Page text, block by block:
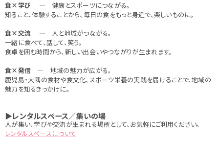
食×学び ― 健康とスポーツにつながる。
知ること、体験することから、毎日の食をもっと身近で、楽しいものに。
食×交流 ― 人と地域がつながる。
一緒に食べて、話して、笑う。
食卓を囲む時間から、新しい出会いやつながりが生まれます。
食×発信 ― 地域の魅力が広がる。
鹿児島・大隅の食材や食文化、スポーツ栄養の実践を届けることで、地域の
魅力を知るきっかけに。
▶レンタルスペース／集いの場
人が集い、学びや交流が生まれる場所として、お気軽にご利用ください。
レンタルスペースについて